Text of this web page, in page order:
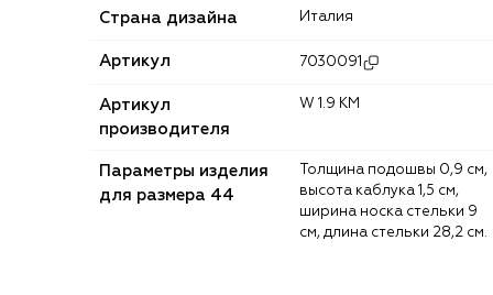
Страна дизайна Италия
Артикул 7030091
Артикул
производителя
W 1.9 KM
Параметры изделия
для размера 44
высота каблука 1,5 см,
ширина носка стельки 9
см, длина стельки 28,2 см.